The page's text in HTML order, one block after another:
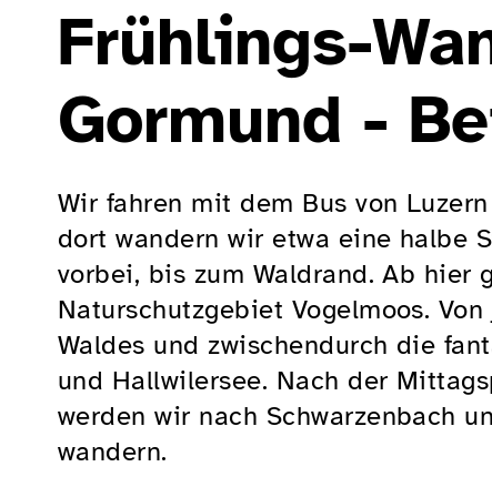
Frühlings-
Gormund -
Wir fahren mit dem Bus von
dort wandern wir etwa eine halbe
vorbei, bis zum Waldrand. Ab hier
Naturschutzgebiet Vogelmoos.
Waldes und zwischendurch die
und Hallwilersee. Nach der
werden wir nach Schwarzenbach
wandern.